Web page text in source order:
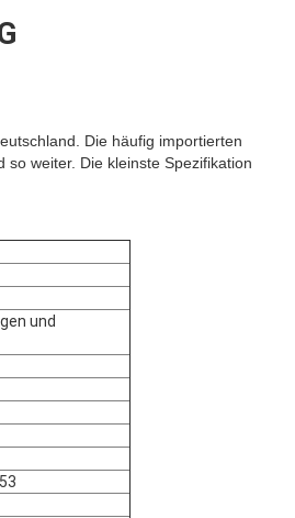
Die häufig importierten
weiter. Die kleinste Spezifikation
und